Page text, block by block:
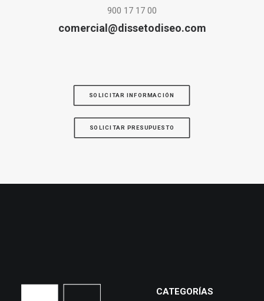
900 17 17 00
comercial@dissetodiseo.com
SOLICITAR INFORMACIÓN
SOLICITAR PRESUPUESTO
CATEGORÍAS